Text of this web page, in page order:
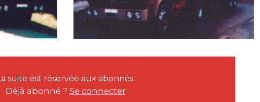
La suite est réservée aux abonnés.
Déjà abonné ? Se connecter